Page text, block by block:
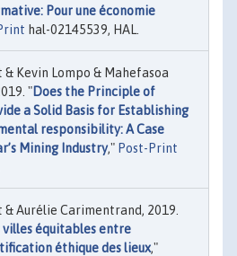
Pour une économie
hal-02145539, HAL.
Kevin Lompo & Mahefasoa
"Does the Principle of
a Solid Basis for Establishing
responsibility: A Case
Mining Industry," Post-Print
Aurélie Carimentrand, 2019.
villes équitables entre
éthique des lieux,"